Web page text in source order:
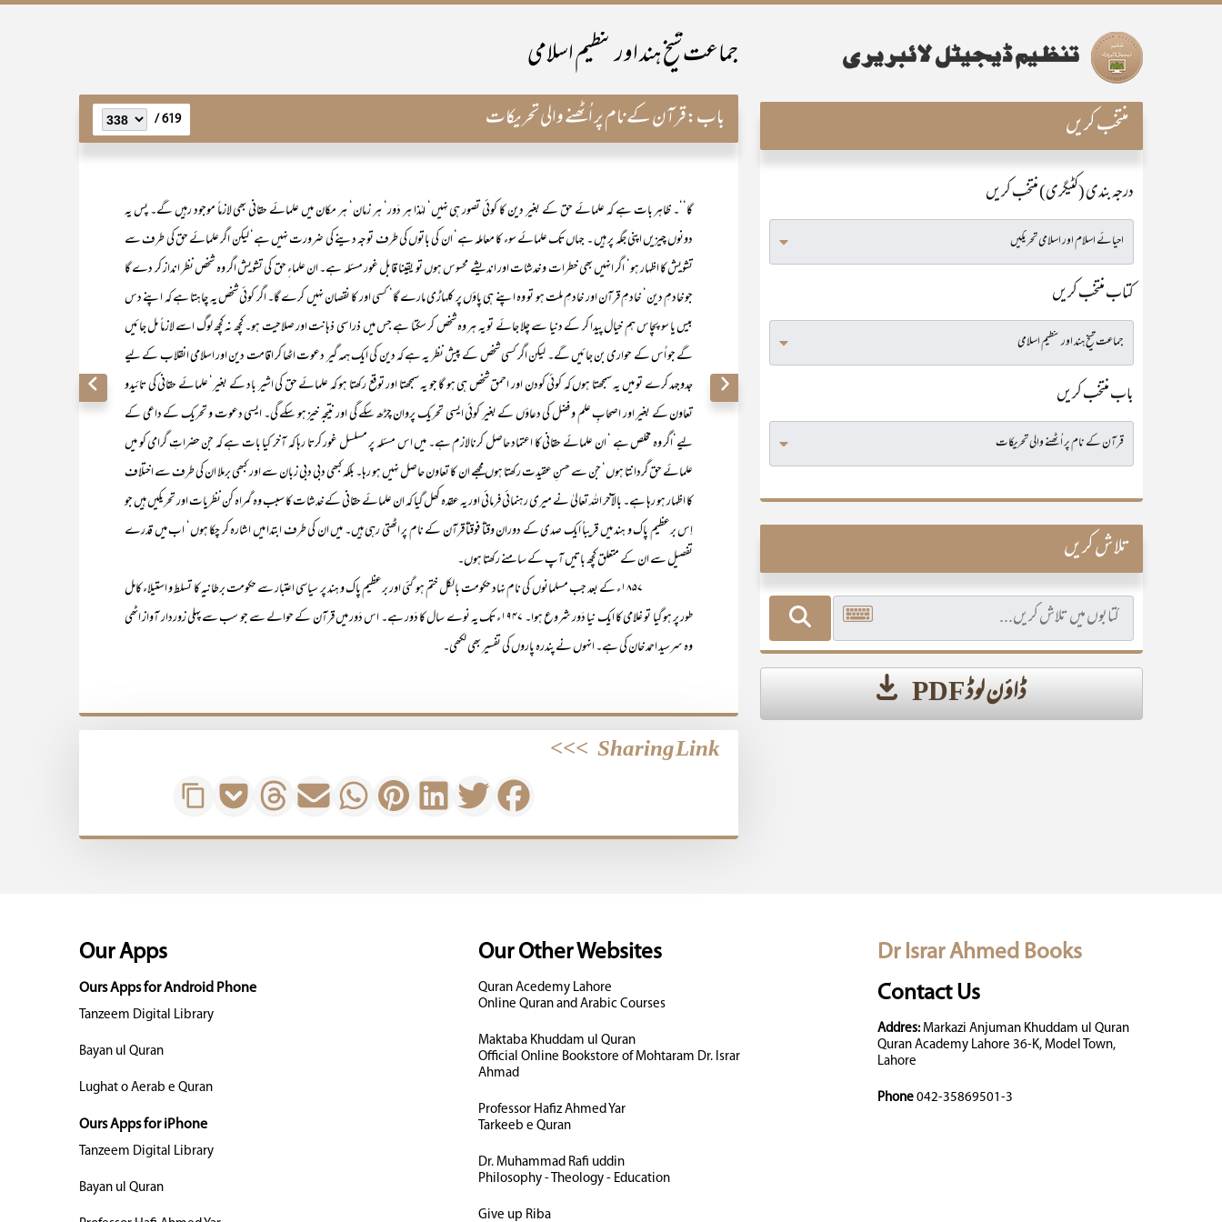
جماعت شیخ ہند اور تنظیم اسلامی
باب:قرآن کے نام پر اُٹھنے والی تحریکات 619 /
گا‘‘۔ ظاہر بات ہے کہ علمائے حق کے بغیر دین کا کوئی تصور ہی نہیں‘ لہٰذا ہر دَور‘ ہر زمان‘ ہر مکان میں علمائے حقانی بھی لازماً موجود رہیں گے۔ پس یہ
دونوں چیزیں اپنی جگہ پر ہیں ۔ جہاں تک علمائے سوء کا معاملہ ہے‘ ان کی باتوں کی طرف توجہ دینے کی ضرورت نہیں ہے‘ لیکن اگر علمائے حق کی طرف سے
تشویش کا اظہار ہو‘ اگر انہیں بھی خطرات و خدشات اور اندیشے محسوس ہوں تو یقینا قابل غور مسئلہ ہے۔ ان علماءِ حق کی تشویش اگر وہ شخص نظر انداز کر دے گا
جو خادمِ دین‘ خادمِ قرآن اور خادمِ ملت ہو تو وہ اپنے ہی پاؤں پر کلہاڑی مارے گا‘ کسی اور کا نقصان نہیں کرے گا۔ اگر کوئی شخص یہ چاہتا ہے کہ اپنے دس
بیس یا سو پچاس ہم خیال پیدا کر کے دنیا سے چلا جائے تو یہ ہر وہ شخص کر سکتا ہے جس میں ذرا سی ذہانت اور صلاحیت ہو۔ کچھ نہ کچھ لوگ اسے لازماً مل جائیں
گے جو اُس کے حواری بن جائیں گے۔ لیکن اگر کسی شخص کے پیش نظر یہ ہے کہ دین کی ایک ہمہ گیر دعوت اٹھا کر اقامت دین اور اسلامی انقلاب کے لیے
جدوجہد کرے تو میں یہ سمجھتا ہوں کہ کوئی کودن اور احمق شخص ہی ہو گا جو یہ سمجھتا اور توقع رکھتا ہو کہ علمائے حق کی اشیر باد کے بغیر‘ علمائے حقانی کی تائیدو
تعاون کے بغیر اور اصحابِ علم و فضل کی دعاؤں کے بغیر کوئی ایسی تحریک پروان چڑھ سکے گی اور نتیجہ خیز ہو سکے گی۔ ایسی دعوت و تحریک کے داعی کے
لیے‘اگر وہ مخلص ہے ‘ ان علمائے حقانی کا اعتماد حاصل کرنالازم ہے۔ میں اس مسئلہ پر مسلسل غور کرتا رہا کہ آخر کیا بات ہے کہ جن حضراتِ گرامی کو میں
علمائے حق گردانتا ہوں‘ جن سے حسنِ عقیدت رکھتا ہوں مجھے ان کا تعاون حاصل نہیں ہو رہا۔ بلکہ کبھی دبی دبی زبان سے اور کبھی برملا ان کی طرف سے اختلاف
کا اظہار ہو رہا ہے۔ بالآخر اللہ تعالیٰ نے میری رہنمائی فرمائی اور یہ عقدہ کھل گیا کہ ان علمائے حقانی کے خدشات کا سبب وہ گمراہ کن نظریات اور تحریکیں ہیں جو
اِس برعظیم پاک و ہند میں قریباً ایک صدی کے دوران وقتاً فوقتاً قرآن کے نام پر اٹھتی رہی ہیں۔ میں ان کی طرف ابتدا میں اشارہ کر چکا ہوں‘ اب میں قدرے
تفصیل سے ان کے متعلق کچھ باتیں آپ کے سامنے رکھتا ہوں۔
۱۸۵۷ء کے بعد جب مسلمانوں کی نام نہاد حکومت بالکل ختم ہو گئی اور برعظیم پاک و ہند پر سیاسی اعتبار سے حکومت برطانیہ کا تسلط و استیلاء کامل
طور پر ہو گیا تو غلامی کا ایک نیا دَور شروع ہوا۔ ۱۹۴۷ء تک یہ نوے سال کا دَور ہے۔ اس دَور میں قرآن کے حوالے سے جو سب سے پہلی زوردار آواز اٹھی
وہ سرسید احمد خان کی ہے۔ انہوں نے پندرہ پاروں کی تفسیر بھی لکھی۔
Sharing Link
>>>
منتخب کریں
درجہ بندی (کٹیگری) منتخب کریں
کتاب منتخب کریں
باب منتخب کریں
تلاش کریں
ڈاؤن لوڈ PDF
Dr Israr Ahmed Books
Contact Us
Addres:Markazi Anjuman Khuddam ul Quran
Quran Academy Lahore 36-K, Model Town,
Lahore
Phone 042-35869501-3
Our Other Websites
Quran Acedemy Lahore
Online Quran and Arabic Courses
Maktaba Khuddam ul Quran
Official Online Bookstore of Mohtaram Dr. Israr
Ahmad
Professor Hafiz Ahmed Yar
Tarkeeb e Quran
Dr. Muhammad Rafi uddin
Philosophy - Theology - Education
Give up Riba
Our Apps
Ours Apps for Android Phone
Tanzeem Digital Library
Bayan ul Quran
Lughat o Aerab e Quran
Ours Apps for iPhone
Tanzeem Digital Library
Bayan ul Quran